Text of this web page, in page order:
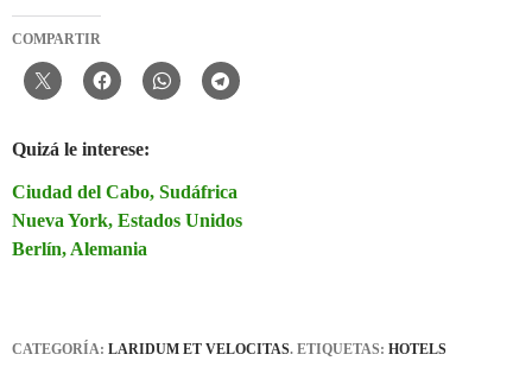
COMPARTIR
Quizá le interese:
Ciudad del Cabo, Sudáfrica
Nueva York, Estados Unidos
Berlín, Alemania
CATEGORÍA: LARIDUM ET VELOCITAS. ETIQUETAS: HOTELS